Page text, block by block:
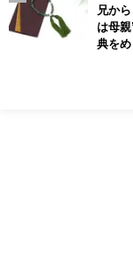
兄か
は母
典をめ